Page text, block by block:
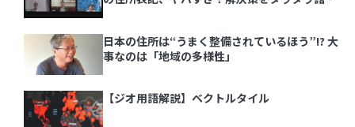
6
道府県の思い出を記録しよう
日本の住所は“うまく整備されているほう”!? 大
事なのは「地域の多様性」
【ジオ用語解説】ベクトルタイル